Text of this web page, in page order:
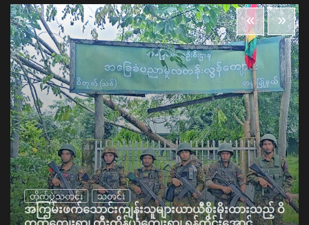
တိုက်ပွဲသတင်း သတင်း
အကြမ်းဖက်သောင်းကျန်းသူများယာယီစိုးမိုးထားသည့် ဝိ